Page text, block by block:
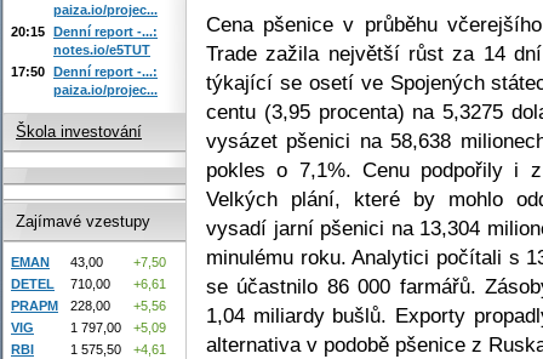
Cena pšenice v průběhu
Trade zažila největší růst za 14
týkající se osetí ve Spojených
centu (3,95 procenta) na 5,3275
vysázet pšenici na 58,638
pokles o 7,1%. Cenu podpořily i
Velkých plání, které by mohlo
vysadí jarní pšenici na 13,304
minulému roku. Analytici počítali s
se účastnilo 86 000 farmářů.
1,04 miliardy bušlů. Exporty
alternativa v podobě pšenice z
paiza.io/projec...
20:15 Denní report -...:
notes.io/e5TUT
17:50 Denní report -...:
paiza.io/projec...
Škola investování
Zajímavé vzestupy
EMAN 43,00
+7,50
DETEL
710,00
+6,61
PRAPM
228,00
+5,56
VIG
1 797,00
+5,09
RBI
1 575,50 +4,61